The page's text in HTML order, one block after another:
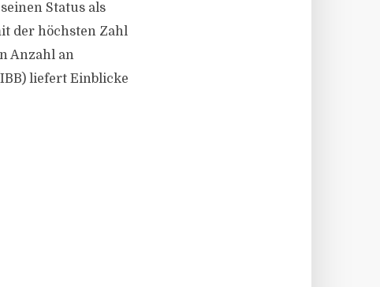
Status als
der höchsten Zahl
Anzahl an
liefert Einblicke